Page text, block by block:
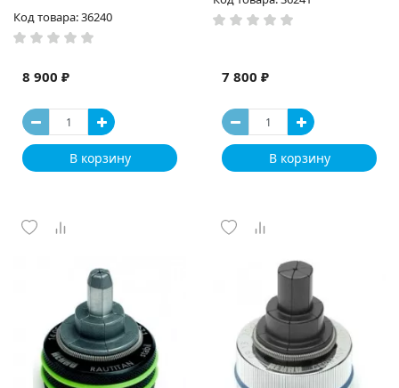
Код товара: 36240
8 900 ₽
В корзину
7 800 ₽
В корзину